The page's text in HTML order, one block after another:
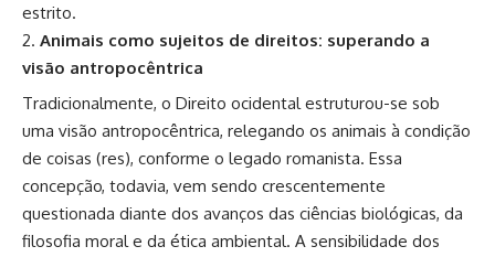
estrito.
Animais como sujeitos de direitos: superando a
visão antropocêntrica
Tradicionalmente, o Direito ocidental estruturou-se sob
uma visão antropocêntrica, relegando os animais à condição
de coisas (res), conforme o legado romanista. Essa
concepção, todavia, vem sendo crescentemente
questionada diante dos avanços das ciências biológicas, da
filosofia moral e da ética ambiental. A sensibilidade dos